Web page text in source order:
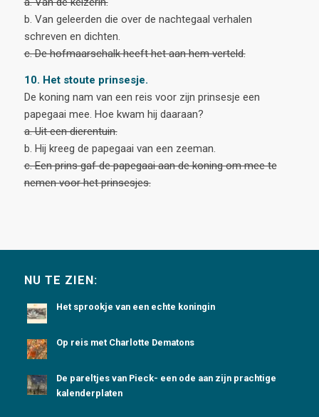
b. Van geleerden die over de nachtegaal verhalen
schreven en dichten.
c. De hofmaarschalk heeft het aan hem verteld.
10. Het stoute prinsesje.
De koning nam van een reis voor zijn prinsesje een
papegaai mee. Hoe kwam hij daaraan?
a. Uit een dierentuin.
b. Hij kreeg de papegaai van een zeeman.
c. Een prins gaf de papegaai aan de koning om mee te
nemen voor het prinsesjes.
NU TE ZIEN:
Het sprookje van een echte koningin
Op reis met Charlotte Dematons
De pareltjes van Pieck- een ode aan zijn prachtige
kalenderplaten